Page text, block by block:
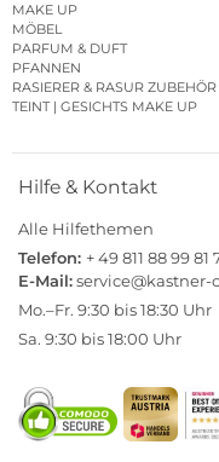
MAKE UP
MÖBEL
PARFUM & DUFT
PFANNEN
RASIERER & RASUR ZUBEHÖR
TEINT | GESICHTS MAKE UP
Hilfe & Kontakt
Alle Hilfethemen
Telefon: + 49 811 88 99 81
E-Mail:service@kastner-
Mo.–Fr. 9:30 bis 18:30 Uhr
Sa. 9:30 bis 18:00 Uhr